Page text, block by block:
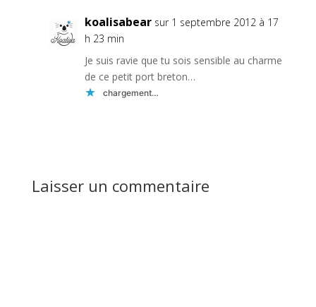
koalisabear sur 1 septembre 2012 à 17
h 23 min
Je suis ravie que tu sois sensible au charme
de ce petit port breton…
chargement…
Laisser un commentaire